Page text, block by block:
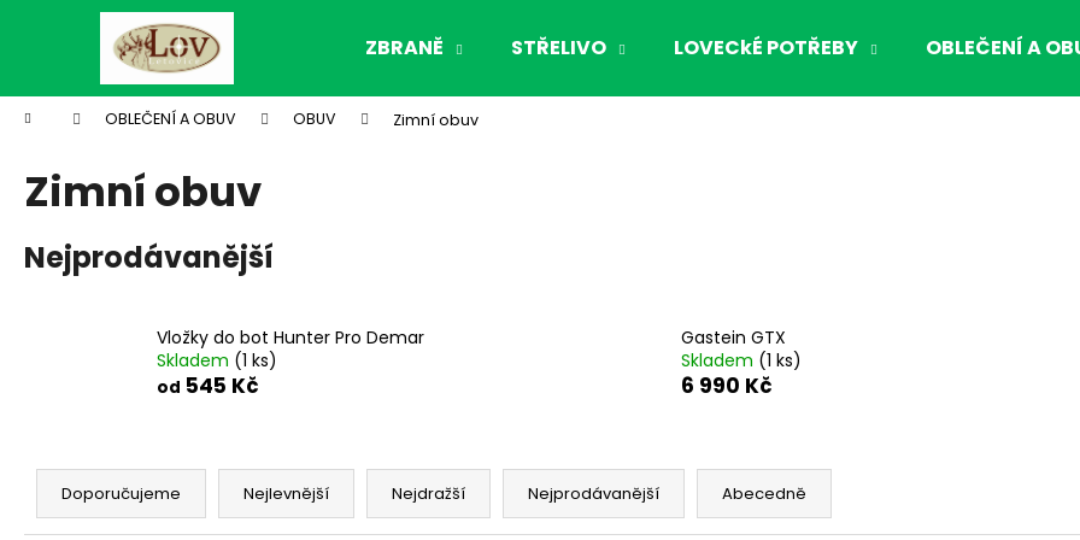
ZBRANĚ STŘELIVO LOVECkÉ POTŘEBY OBLEČENÍ A
Domů OBLEČENÍ A OBUV OBUV Zimní obuv
Zimní obuv
Nejprodávanější
Vložky do bot Hunter Pro Demar
Skladem (1 ks)
od 545 Kč
Gastein GTX
Skladem (1 ks)
6 990 Kč
Ř
z
Doporučujeme Nejlevnější Nejdražší Nejprodávanější Abecedně
í
Zpět
do
obchodu
Zpět
do
obchodu
Doporučujeme